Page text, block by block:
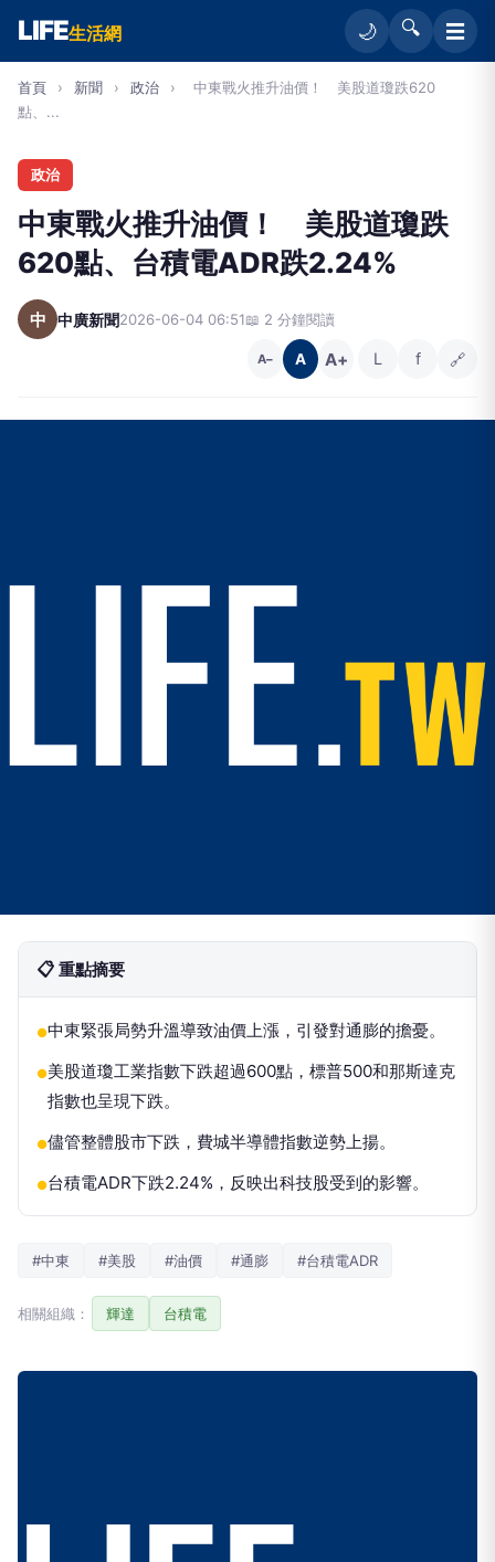
LIFE生活網 🌙 🔍 ☰
首頁 › 新聞 › 政治 ›
中東戰火推升油價！ 美股道瓊跌620
點、...
政治
中東戰火推升油價！ 美股道瓊跌
620點、台積電ADR跌2.24%
中 中廣新聞2026-06-04 06:51📖 2 分鐘閱讀
A− A A+ L f 🔗
📋 重點摘要
●中東緊張局勢升溫導致油價上漲，引發對通膨的擔憂。
●美股道瓊工業指數下跌超過600點，標普500和那斯達克
指數也呈現下跌。
●儘管整體股市下跌，費城半導體指數逆勢上揚。
●台積電ADR下跌2.24%，反映出科技股受到的影響。
#中東 #美股 #油價 #通膨 #台積電ADR
相關組織： 輝達 台積電